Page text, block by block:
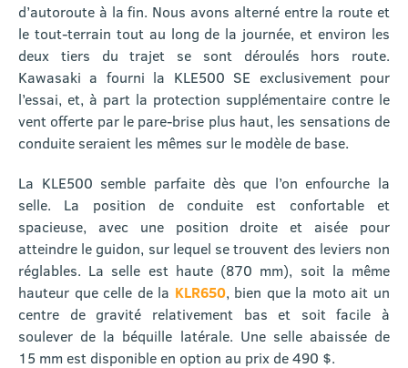
d’autoroute à la fin. Nous avons alterné entre la route et
le tout-terrain tout au long de la journée, et environ les
deux tiers du trajet se sont déroulés hors route.
Kawasaki a fourni la KLE500 SE exclusivement pour
l’essai, et, à part la protection supplémentaire contre le
vent offerte par le pare-brise plus haut, les sensations de
conduite seraient les mêmes sur le modèle de base.
La KLE500 semble parfaite dès que l’on enfourche la
selle. La position de conduite est confortable et
spacieuse, avec une position droite et aisée pour
atteindre le guidon, sur lequel se trouvent des leviers non
réglables. La selle est haute (870 mm), soit la même
hauteur que celle de la KLR650, bien que la moto ait un
centre de gravité relativement bas et soit facile à
soulever de la béquille latérale. Une selle abaissée de
15 mm est disponible en option au prix de 490 $.